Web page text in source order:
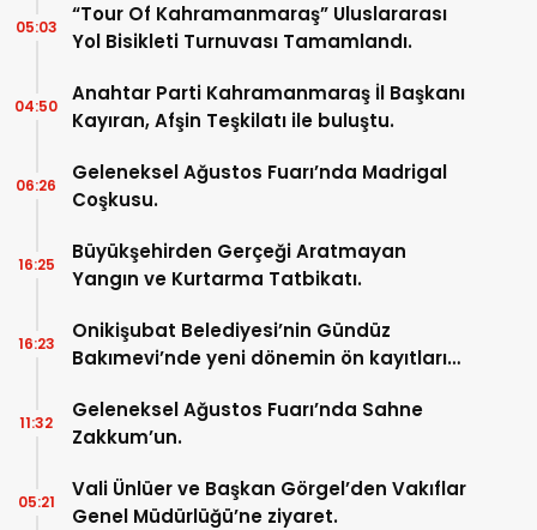
“Tour Of Kahramanmaraş” Uluslararası
Yol Bisikleti Turnuvası Tamamlandı.
05:03
Anahtar Parti Kahramanmaraş İl Başkanı
Kayıran, Afşin Teşkilatı ile buluştu.
04:50
Geleneksel Ağustos Fuarı’nda Madrigal
Coşkusu.
06:26
Büyükşehirden Gerçeği Aratmayan
Yangın ve Kurtarma Tatbikatı.
16:25
Onikişubat Belediyesi’nin Gündüz
Bakımevi’nde yeni dönemin ön kayıtları
16:23
Geleneksel Ağustos Fuarı’nda Sahne
Zakkum’un.
11:32
Vali Ünlüer ve Başkan Görgel’den Vakıflar
Genel Müdürlüğü’ne ziyaret.
05:21